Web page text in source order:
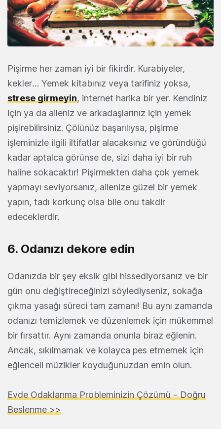
Pişirme her zaman iyi bir fikirdir. Kurabiyeler,
kekler… Yemek kitabınız veya tarifiniz yoksa,
strese girmeyin, internet harika bir yer. Kendiniz
için ya da aileniz ve arkadaşlarınız için yemek
pişirebilirsiniz. Çölünüz başarılıysa, pişirme
işleminizle ilgili iltifatlar alacaksınız ve göründüğü
kadar aptalca görünse de, sizi daha iyi bir ruh
haline sokacaktır! Pişirmekten daha çok yemek
yapmayı seviyorsanız, ailenize güzel bir yemek
yapın, tadı korkunç olsa bile onu takdir
edeceklerdir.
6. Odanızı dekore edin
Odanızda bir şey eksik gibi hissediyorsanız ve bir
gün onu değiştireceğinizi söylediyseniz, sokağa
çıkma yasağı süreci tam zamanı! Bu aynı zamanda
odanızı temizlemek ve düzenlemek için mükemmel
bir fırsattır. Aynı zamanda onunla biraz eğlenin.
Ancak, sıkılmamak ve kolayca pes etmemek için
eğlenceli müzikler koyduğunuzdan emin olun.
Evde Odaklanma Probleminizin Çözümü – Doğru
Beslenme >>